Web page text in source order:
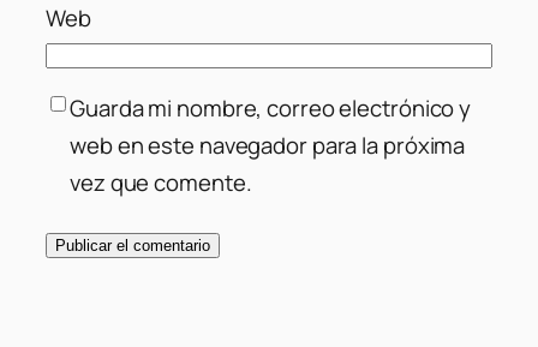
Web
Guarda mi nombre, correo electrónico y
web en este navegador para la próxima
vez que comente.